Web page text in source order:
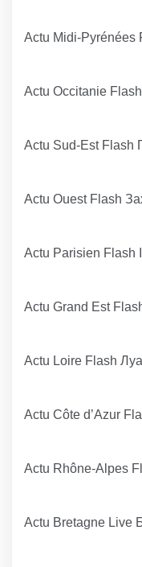
Actu Midi-Pyrénées
Actu Occitanie Flash
Actu Sud-Est Flash
Actu Ouest Flash
Actu Parisien Flash
Actu Grand Est
Actu Loire Flash
Actu Côte d’Azur
Actu Rhône-Alpes
Actu Bretagne Live